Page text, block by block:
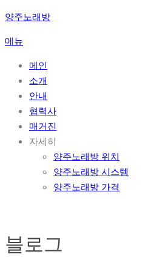
콘
츠
양주노래방
메뉴
메인
소개
안내
협력사
매거진
자세히
양주노래방 위치
양주노래방 시스템
양주노래방 가격
블로그